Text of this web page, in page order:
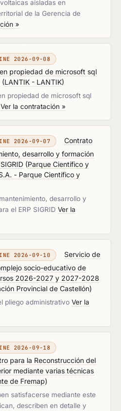
aisladas en
de la Gerencia de
»
2026-09-08
propiedad de microsoft sql
(LANTIK - LANTIK)
propiedad de microsoft sql
Ver la contratación »
2026-09-07
Contrato
desarrollo y formación
(Parque Científico y
- Parque Científico y
desarrollo y
el ERP SIGRID Ver la
2026-09-10
Servicio de
socio-educativo de
2026-2027 y 2027-2028
Provincial de Castellón)
pliego administrativo Ver la
2026-09-18
para la Reconstrucción del
mediante varias técnicas
de Fremap)
satisfacerse mediante este
describen en detalle y